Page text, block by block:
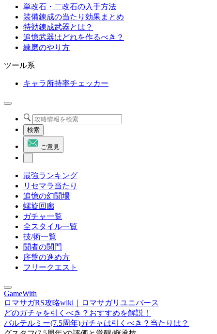
単改石・二改石の入手方法
装備錬成の当たり効果まとめ
特効錬成武器とは？
追憶武器はどれを作るべき？
練磨のやり方
ツール系
キャラ所持率チェッカー
検索
ご意見
最強ランキング
リセマラ当たり
追憶の幻闘場
螺旋回廊
ガチャ一覧
全スタイル一覧
技/術一覧
闘者の関門
序盤の進め方
フリークエスト
GameWith
ロマサガRS攻略wiki｜ロマサガリユニバース
どのガチャを引くべき？おすすめを解説！
バルテルミー(7.5周年)ガチャは引くべき？当たりは？